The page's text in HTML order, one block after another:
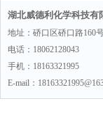
湖北威德利化学科技有
地址：硚口区硚口路160
电话：18062128043
手机：18163321995
E-mail：